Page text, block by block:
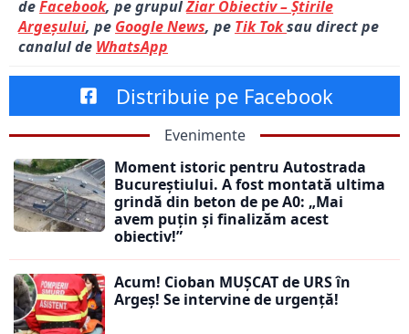
deFacebook, pe grupulZiar Obiectiv – Știrile
Argeșului, pe Google News, pe Tik Toksau direct pe
canalul de WhatsApp
Distribuie pe Facebook
Evenimente
Moment istoric pentru Autostrada
Bucureștiului. A fost montată ultima
grindă din beton de pe A0: „Mai
avem puțin și finalizăm acest
obiectiv!”
Acum! Cioban MUȘCAT de URS în
Argeș! Se intervine de urgență!